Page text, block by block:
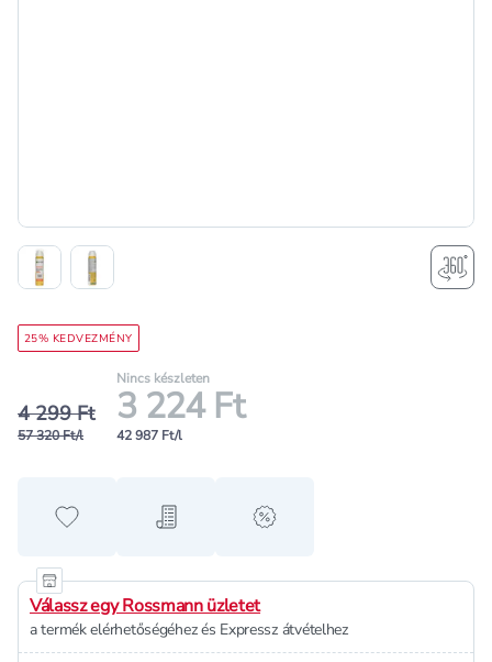
25% KEDVEZMÉNY
4 299 Ft
57 320 Ft/l
Nincs készleten
3 224 Ft
42 987 Ft/l
Hozzáadás a kedvencekhez
Hozzáadás a bevásárló listához
alert when on sale
Válassz egy Rossmann üzletet
a termék elérhetőségéhez és Expressz átvételhez